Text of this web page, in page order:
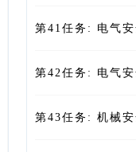
第41任务: 电气安
第42任务: 电气
第43任务: 机械安